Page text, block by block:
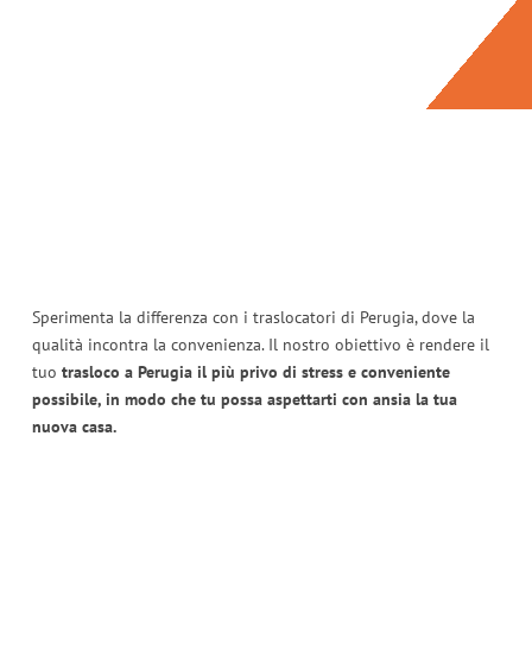
Sperimenta la differenza con i traslocatori di Perugia, dove la
qualità incontra la convenienza. Il nostro obiettivo è rendere il
tuo trasloco a Perugia il più privo di stress e conveniente
possibile, in modo che tu possa aspettarti con ansia la tua
nuova casa.